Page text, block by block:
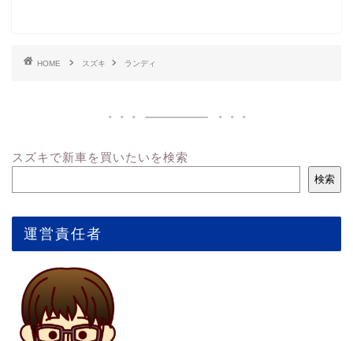
HOME スズキ ランディ
スズキで新車を買いたいを検索
検索
運営責任者